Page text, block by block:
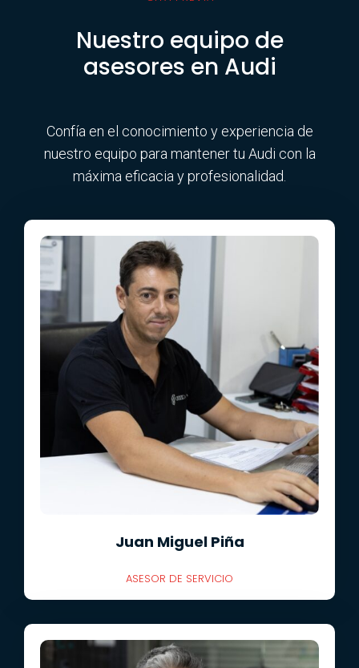
Nuestro equipo de
asesores en Audi
Confía en el conocimiento y experiencia de
nuestro equipo para mantener tu Audi con la
máxima eficacia y profesionalidad.
Juan Miguel Piña
ASESOR DE SERVICIO